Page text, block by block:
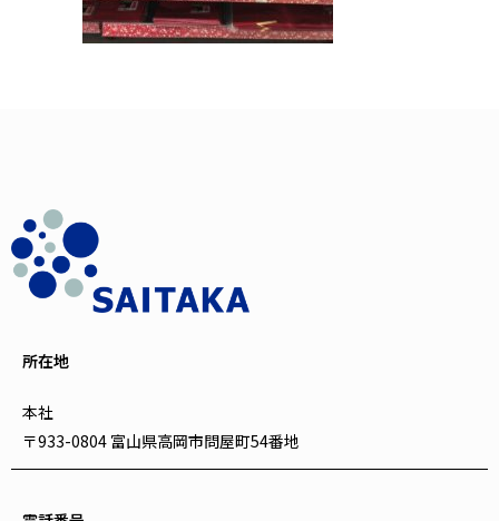
所在地
本社
〒933-0804 富山県高岡市問屋町54番地